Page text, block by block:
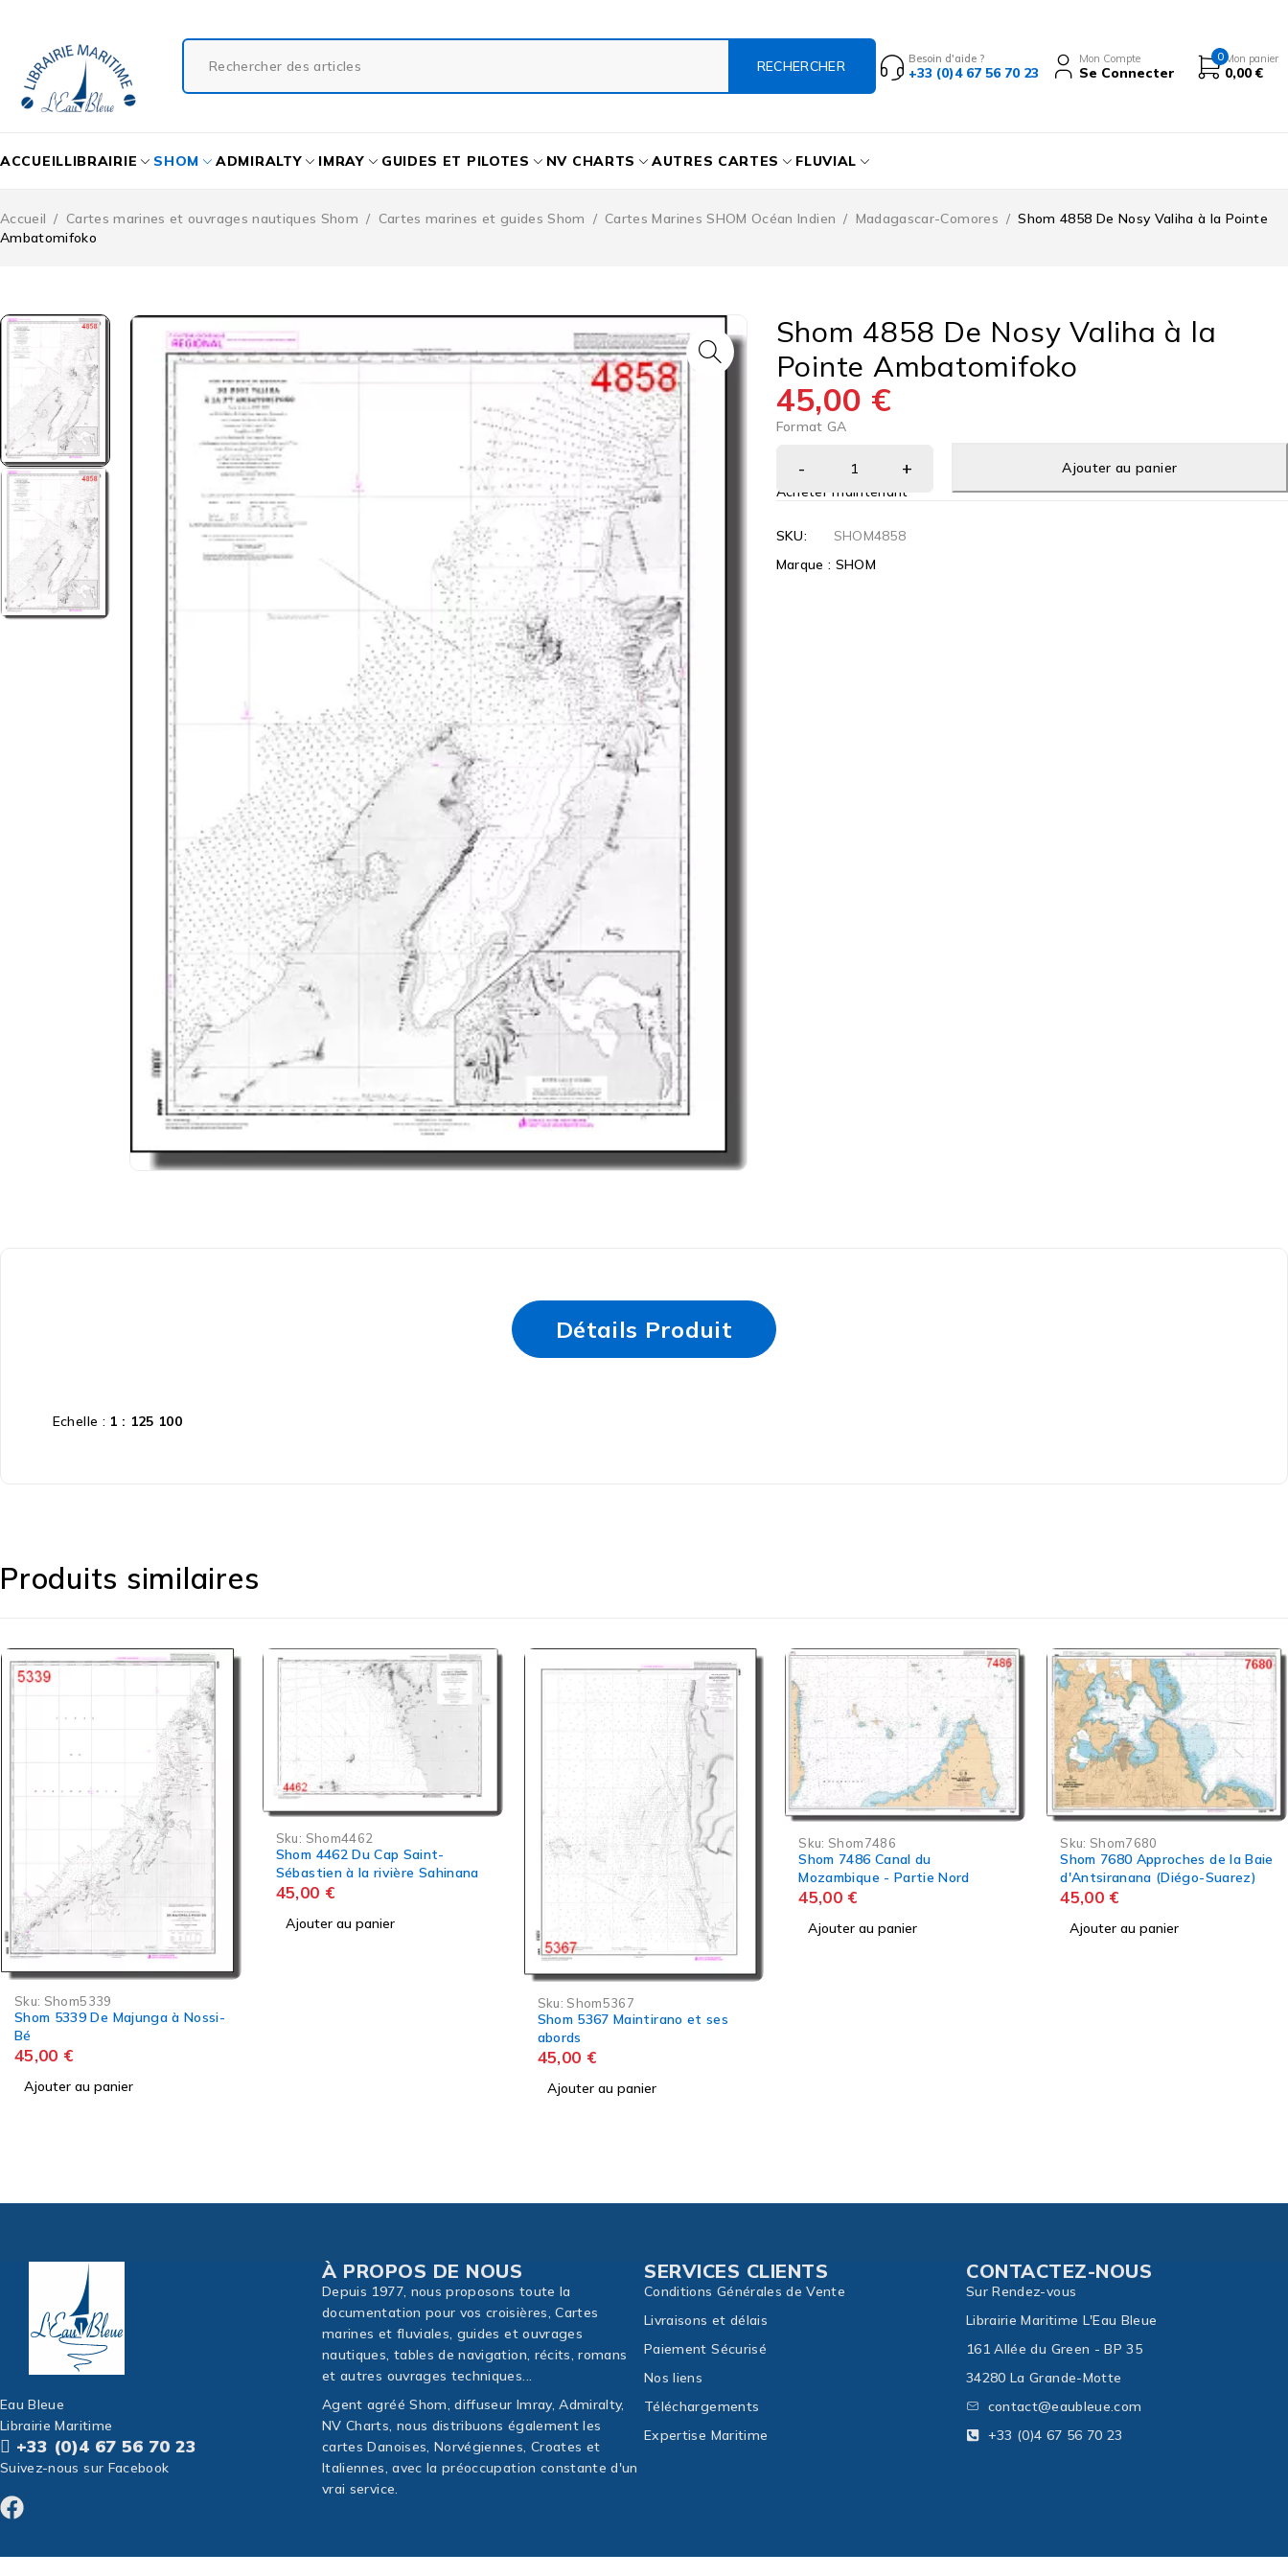
Besoin d'aide ?
+33 (0)4 67 56 70 23
Mon Compte
Se Connecter
0 Mon panier
0,00€
ACCUEILLIBRAIRIE SHOM ADMIRALTY IMRAY GUIDES ET PILOTES NV CHARTS AUTRES CARTES FLUVIAL
Accueil / Cartes marines et ouvrages nautiques Shom / Cartes marines et guides Shom / Cartes Marines SHOM Océan Indien / Madagascar-Comores / Shom 4858 De Nosy Valiha à la Pointe
Ambatomifoko
Shom 4858 De Nosy Valiha à la
Pointe Ambatomifoko
45,00 €
Format GA
Ajouter au panier
Acheter maintenant
SKU:
SHOM4858
Marque : SHOM
Détails Produit
Echelle : 1 : 125 100
Produits similaires
Shom4462
Shom 4462 Du Cap Saint-
Sébastien à la rivière Sahinana
45,00€
Ajouter au panier
Sku:Shom7486
Shom 7486 Canal du
Mozambique - Partie Nord
45,00 €
Ajouter au panier
Sku: Shom7680
Shom 7680 Approches de la Baie
d'Antsiranana (Diégo-Suarez)
45,00 €
Ajouter au panier
Eau Bleue
Librairie Maritime
+33 (0)4 67 56 70 23
Suivez-nous sur Facebook
À PROPOS DE NOUS
Depuis 1977, nous proposons toute la
documentation pour vos croisières, Cartes
marines et fluviales, guides et ouvrages
nautiques, tables de navigation, récits, romans
et autres ouvrages techniques...
Agent agréé Shom, diffuseur Imray, Admiralty,
NV Charts, nous distribuons également les
cartes Danoises, Norvégiennes, Croates et
Italiennes, avec la préoccupation constante d'un
vrai service.
SERVICES CLIENTS
Conditions Générales de Vente
Livraisons et délais
Paiement Sécurisé
Nos liens
Téléchargements
Expertise Maritime
CONTACTEZ-NOUS
Sur Rendez-vous
Librairie Maritime L'Eau Bleue
161 Allée du Green - BP 35
34280 La Grande-Motte
contact@eaubleue.com
+33 (0)4 67 56 70 23